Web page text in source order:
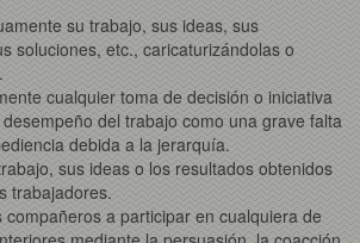
su trabajo, sus ideas, sus
soluciones, etc., caricaturizándolas o
cualquier toma de decisión o iniciativa
del trabajo como una grave falta
debida a la jerarquía.
sus ideas o los resultados obtenidos
trabajadores.
compañeros a participar en cualquiera de